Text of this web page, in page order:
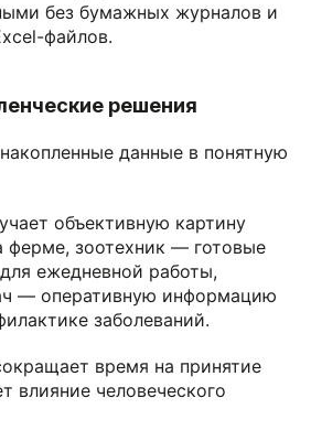
без бумажных журналов и
файлов.
решения
данные в понятную
объективную картину
ферме, зоотехник — готовые
ежедневной работы,
— оперативную информацию
заболеваний.
время на принятие
влияние человеческого